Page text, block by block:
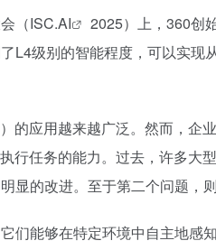
（ISC.AI 2025）上，360创
L4级别的智能程度，可以实
的应用越来越广泛。然而，企
行任务的能力。过去，许多大
显的改进。至于第二个问题，
们能够在特定环境中自主地感